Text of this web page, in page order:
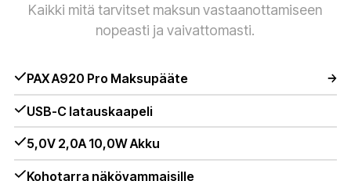
Kaikki mitä tarvitset maksun vastaanottamiseen
nopeasti ja vaivattomasti.
PAX A920 Pro Maksupääte
USB-C latauskaapeli
5,0V 2,0A 10,0W Akku
Kohotarra näkövammaisille